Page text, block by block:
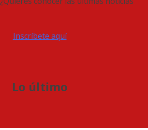
Inscríbete aquí
Lo último